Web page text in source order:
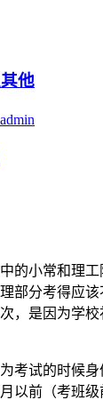
他
admin
中的小常和理
部分考得应
，是因为学
考试的时候
以前（考班